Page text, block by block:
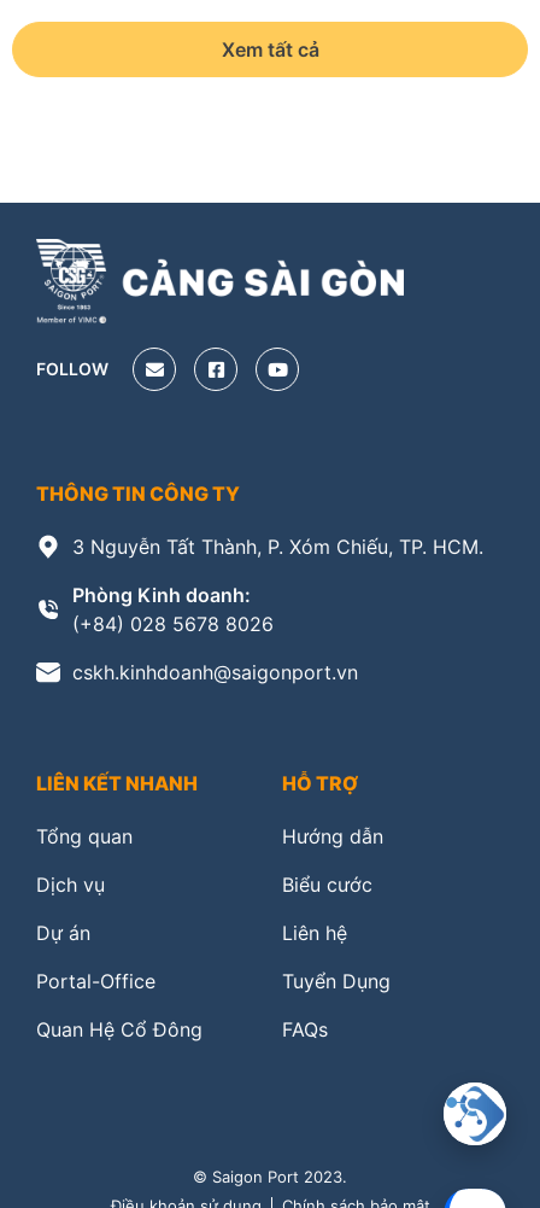
Xem tất cả
FOLLOW
THÔNG TIN CÔNG TY
3 Nguyễn Tất Thành, P. Xóm Chiếu, TP. HCM.
Phòng Kinh doanh:
(+84) 028 5678 8026
cskh.kinhdoanh@saigonport.vn
LIÊN KẾT NHANH
Tổng quan
Dịch vụ
Dự án
Portal-Office
Quan Hệ Cổ Đông
HỖ TRỢ
Hướng dẫn
Biểu cước
Liên hệ
Tuyển Dụng
FAQs
© Saigon Port 2023.